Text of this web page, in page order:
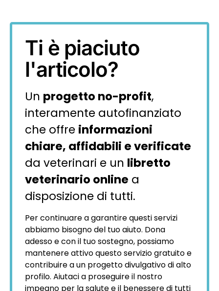
Ti è piaciuto
l'articolo?
Un progetto no-profit,
interamente autofinanziato
che offre informazioni
chiare, affidabili e verificate
da veterinari e un libretto
veterinario online a
disposizione di tutti.
Per continuare a garantire questi servizi
abbiamo bisogno del tuo aiuto. Dona
adesso e con il tuo sostegno, possiamo
mantenere attivo questo servizio gratuito e
contribuire a un progetto divulgativo di alto
profilo. Aiutaci a proseguire il nostro
impegno per la salute e il benessere di tutti